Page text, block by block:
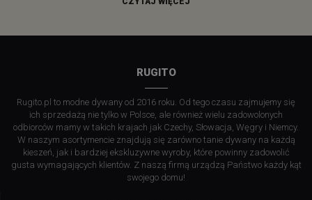
RUGITO
Rugito.pl to modne dywany od 2016 roku. Od tego czasu zajmujemy się
ich sprzedażą nie tylko w Polsce, ale również wielu zadowolonych
odbiorców mamy w takich krajach jak Czechy, Słowacja, Węgry i Niemcy.
W naszym asortymencie znajdują się zarówno tanie dywany na każdą
kieszeń, jak i bardziej ekskluzywne wyroby, które powinny zadowolić
gusta wymagających klientów. Z naszą firmą urządzą Państwo każdy kąt
swojego domu!